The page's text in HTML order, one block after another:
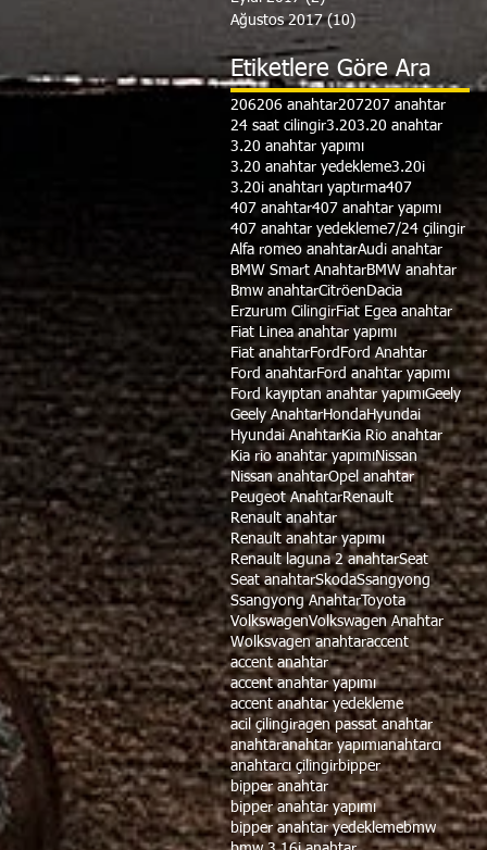
Ağustos 2017 (10)10 yazı
Etiketlere Göre Ara
206206 anahtar207207 anahtar
24 saat cilingir3.203.20 anahtar
3.20 anahtar yapımı
3.20 anahtar yedekleme3.20i
3.20i anahtarı yaptırma407
407 anahtar407 anahtar yapımı
407 anahtar yedekleme7/24 çilingir
Alfa romeo anahtarAudi anahtar
BMW Smart AnahtarBMW anahtar
Bmw anahtarCitröen Dacia
Erzurum CilingirFiat Egea anahtar
Fiat Linea anahtar yapımı
Fiat anahtarFordFord Anahtar
Ford anahtarFord anahtar yapımı
Ford kayıptan anahtar yapımıGeely
Geely AnahtarHondaHyundai
Hyundai AnahtarKia Rio anahtar
Kia rio anahtar yapımıNissan
Nissan anahtarOpel anahtar
Peugeot AnahtarRenault
Renault anahtar
Renault anahtar yapımı
Renault laguna 2 anahtarSeat
Seat anahtarSkodaSsangyong
Ssangyong AnahtarToyota
VolkswagenVolkswagen Anahtar
Wolksvagen anahtaraccent
accent anahtar
accent anahtar yapımı
accent anahtar yedekleme
acil çilingiragen passat anahtar
anahtaranahtar yapımıanahtarcı
anahtarcı çilingirbipper
bipper anahtar
bipper anahtar yapımı
bipper anahtar yedeklemebmw